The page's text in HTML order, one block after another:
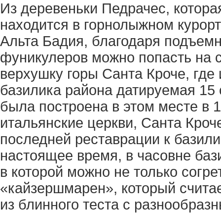
Из деревеньки Педрачес,
находится в горнолыжном
Альта Бадия, благодаря
фуникулеров можно попасть на
верхушку горы Санта Кроче, где
базилика района датируемая
была построена в этом месте в
итальянские церкви, Санта
последней реставрации к
настоящее время, в часовне
в которой можно не только
«кайзершмарен», который
из блинного теста с